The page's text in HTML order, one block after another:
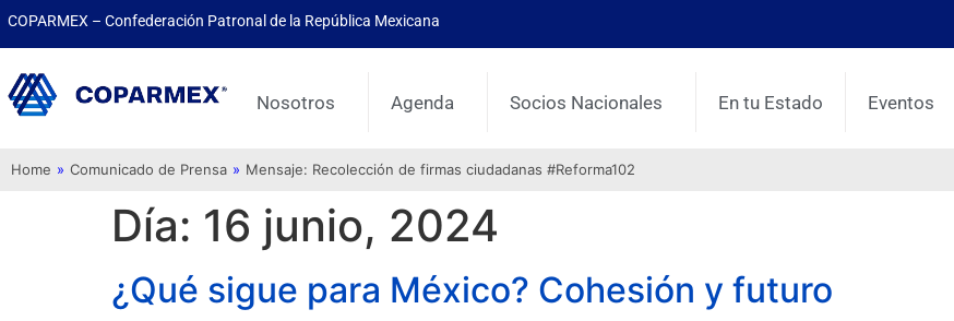
COPARMEX – Confederación Patronal de la República Mexicana
Nosotros Agenda Socios Nacionales En tu Estado Eventos
Home » Comunicado de Prensa » Mensaje: Recolección de firmas ciudadanas #Reforma102
Día: 16 junio, 2024
¿Qué sigue para México? Cohesión y futuro